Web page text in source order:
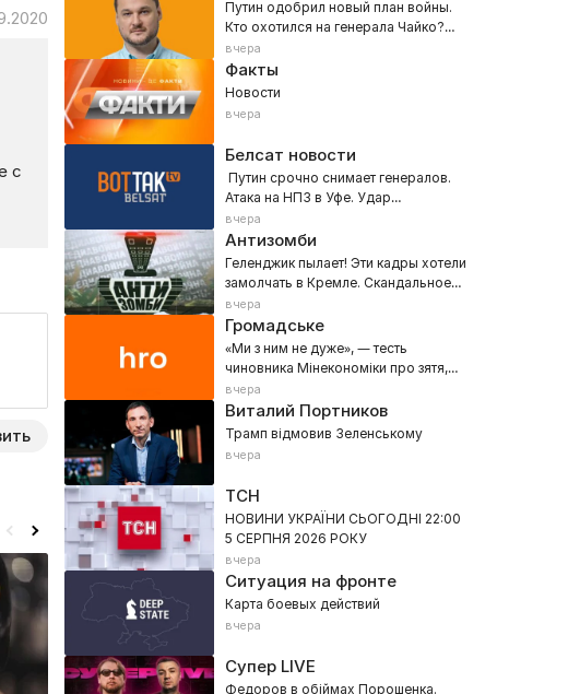
с
Путин одобрил новый план войны.
Кто охотился на генерала Чайко?
Начало «войны городов»
вчера
Факты
Новости
вчера
Белсат новости
Путин срочно снимает генералов.
Атака на НПЗ в Уфе. Удар
баллистикой по Киеву
вчера
Антизомби
Геленджик пылает! Эти кадры хотели
замолчать в Кремле. Скандальное
признание Кузичева вне эфира
вчера
Громадське
«Ми з ним не дуже», — тесть
чиновника Мінекономіки про зятя,
який живе в його будинку в Козині
вчера
Виталий Портников
Трамп відмовив Зеленському
вчера
ТСН
НОВИНИ УКРАЇНИ СЬОГОДНІ 22:00
5 СЕРПНЯ 2026 РОКУ
вчера
Ситуация на фронте
Карта боевых действий
вчера
Супер LIVE
Федоров в обіймах Порошенка.